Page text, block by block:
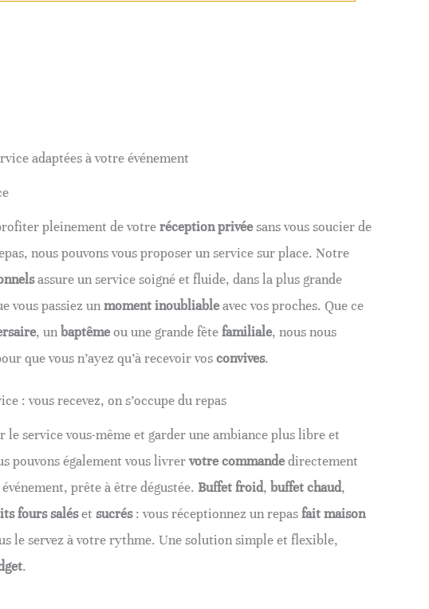
adaptées à votre événement
pleinement de votreréception privéesans vous soucier de
nous pouvons vous proposer un service sur place. Notre
assure un service soigné et fluide, dans la plus grande
vous passiez unmoment inoubliableavec vos proches. Que ce
, un baptêmeou une grande fêtefamiliale, nous nous
que vous n’ayez qu’à recevoir vosconvives.
: vous recevez, on s’occupe du repas
le service vous-même et garder une ambiance plus libre et
pouvons également vous livrervotre commandedirectement
prête à être dégustée. Buffet froid, buffet chaud,
fourssaléset sucrés: vous réceptionnez un repasfait maison
le servez à votre rythme. Une solution simple et flexible,
.